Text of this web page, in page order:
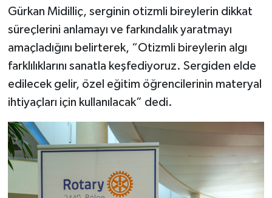
Gürkan Midilliç, serginin otizmli bireylerin dikkat
süreçlerini anlamayı ve farkındalık yaratmayı
amaçladığını belirterek, “Otizmli bireylerin algı
farklılıklarını sanatla keşfediyoruz. Sergiden elde
edilecek gelir, özel eğitim öğrencilerinin materyal
ihtiyaçları için kullanılacak” dedi.